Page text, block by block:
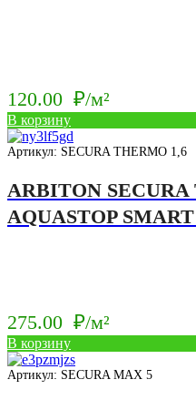
120.00 ₽/м²
В корзину
Артикул: SECURA THERMO 1,6
ARBITON
AQUASTOP
275.00 ₽/м²
В корзину
Артикул: SECURA MAX 5